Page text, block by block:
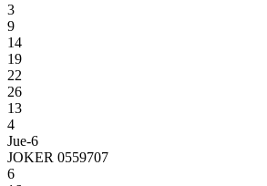
3
9
14
19
22
26
13
4
Jue-6
JOKER 0559707
6